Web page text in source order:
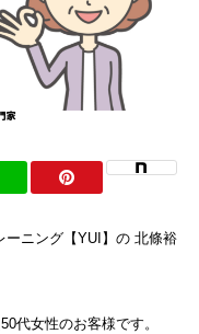
ーニング【YUI】の 北條裕
代女性のお客様です。